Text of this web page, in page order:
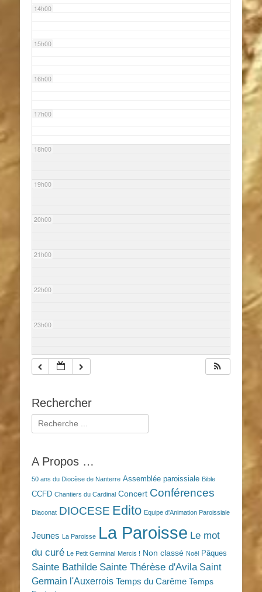
14h00
15h00
16h00
17h00
18h00
19h00
20h00
21h00
22h00
23h00
Rechercher
Rechercher :
A Propos …
50 ans du Diocèse de Nanterre Assemblée paroissiale Bible
CCFD Chantiers du Cardinal Concert Conférences
Diaconat DIOCESE Edito Equipe d'Animation Paroissiale
Jeunes La Paroisse La Paroisse Le mot
du curé Le Petit Germinal Mercis ! Non classé Noël Pâques
Sainte Bathilde Sainte Thérèse d'Avila Saint
Germain l'Auxerrois Temps du Carême Temps